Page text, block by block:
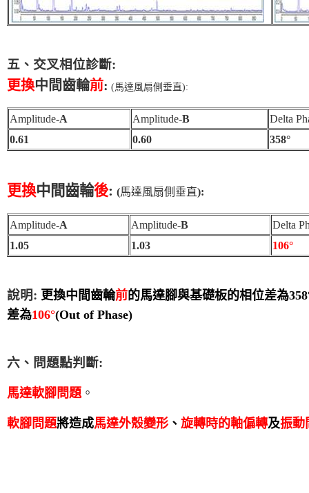
五、交叉相位診斷:
更換中間齒輪前: (馬達風扇側垂直):
Amplitude-A Amplitude-B
Delta
0.61
0.60 358°
更換中間齒輪後: (馬達風扇側垂直):
Amplitude-A Amplitude-B
Delta
1.05
1.03 106°
說明: 更換中間齒輪前的馬達腳與基礎板的相位差為358
差為106°(Out of Phase)
六、問題點判斷:
馬達軟腳問題。
軟腳問題將造成馬達外殼變形 、 旋轉時的軸偏轉及振動